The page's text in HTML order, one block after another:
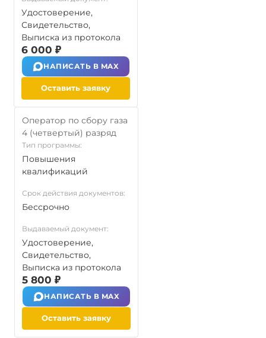
Удостоверение,
Свидетельство,
Выписка из протокола
6 000 ₽
НАПИСАТЬ В MAX
Оставить заявку
Оператор по сбору газа
4 (четвертый) разряд
Тип программы:
Повышения
квалификаций
Срок действия документов:
Бессрочно
Выдаваемый документ:
Удостоверение,
Свидетельство,
Выписка из протокола
5 800 ₽
НАПИСАТЬ В MAX
Оставить заявку